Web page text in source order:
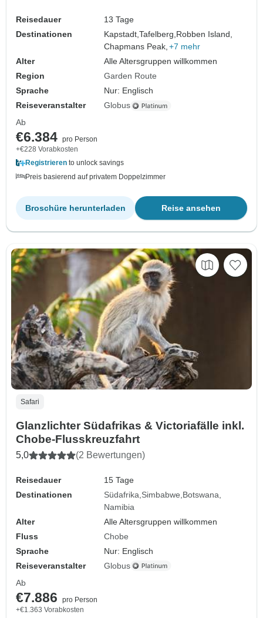
Reisedauer
13 Tage
Destinationen
Kapstadt,Tafelberg,Robben Island,
Chapmans Peak, +7 mehr
Alter
Alle Altersgruppen willkommen
Region
Garden Route
Sprache
Nur: Englisch
Reiseveranstalter
Globus
Ab
€6.384 pro Person
+€228 Vorabkosten
Registrieren to unlock savings
Preis basierend auf privatem Doppelzimmer
Reise ansehen
Broschüre herunterladen
Safari
Glanzlichter Südafrikas & Victoriafälle inkl.
Chobe-Flusskreuzfahrt
5,0 (2 Bewertungen)
Reisedauer
15 Tage
Destinationen
Südafrika Simbabwe Botswana
Namibia
Alter
Alle Altersgruppen willkommen
Fluss
Chobe
Sprache
Nur: Englisch
Reiseveranstalter
Globus
Ab
€7.886
pro Person
+€1.363 Vorabkosten